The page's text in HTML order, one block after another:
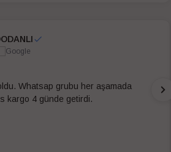
Whatsap grubu her aşamada
kargo 4 günde getirdi.